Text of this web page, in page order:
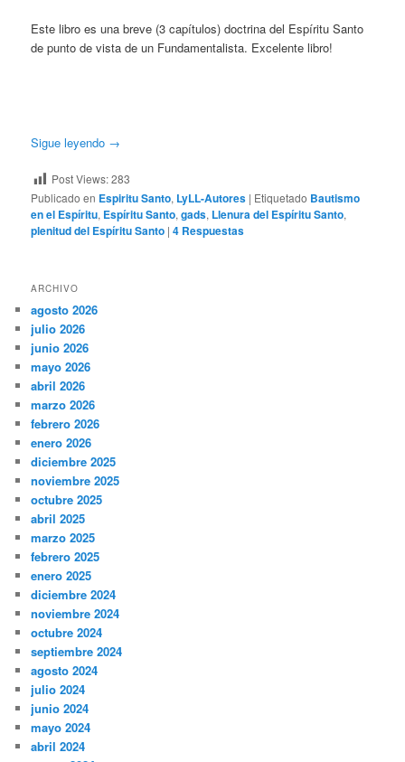
Este libro es una breve (3 capítulos) doctrina del Espíritu Santo
de punto de vista de un Fundamentalista. Excelente libro!
Sigue leyendo →
Post Views:283
Publicado en Espiritu Santo, LyLL-Autores | Etiquetado Bautismo
en el Espíritu, Espíritu Santo,gads, Llenura del Espíritu Santo,
plenitud del Espíritu Santo |4 Respuestas
ARCHIVO
agosto 2026
julio 2026
junio 2026
mayo 2026
abril 2026
marzo 2026
febrero 2026
enero 2026
diciembre 2025
noviembre 2025
octubre 2025
abril 2025
marzo 2025
febrero 2025
enero 2025
diciembre 2024
noviembre 2024
octubre 2024
septiembre 2024
agosto 2024
julio 2024
junio 2024
mayo 2024
abril 2024